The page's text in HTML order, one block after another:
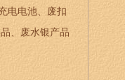
电电池、废扣
、废水银产品